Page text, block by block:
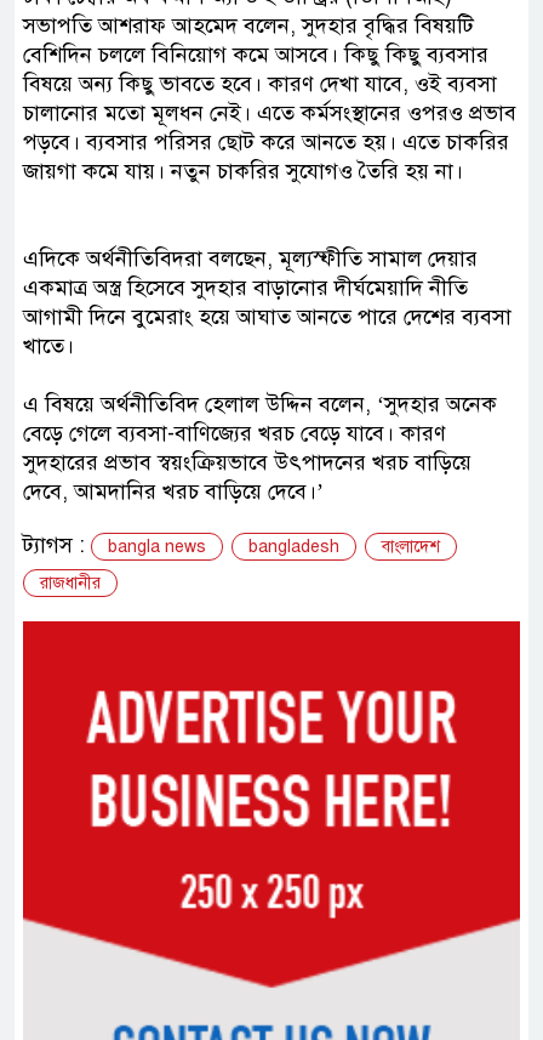
সভাপতি আশরাফ আহমেদ বলেন, সুদহার বৃদ্ধির বিষয়টি
বেশিদিন চললে বিনিয়োগ কমে আসবে। কিছু কিছু ব্যবসার
বিষয়ে অন্য কিছু ভাবতে হবে। কারণ দেখা যাবে, ওই ব্যবসা
চালানোর মতো মূলধন নেই। এতে কর্মসংস্থানের ওপরও প্রভাব
পড়বে। ব্যবসার পরিসর ছোট করে আনতে হয়। এতে চাকরির
জায়গা কমে যায়। নতুন চাকরির সুযোগও তৈরি হয় না।
এদিকে অর্থনীতিবিদরা বলছেন, মূল্যস্ফীতি সামাল দেয়ার
একমাত্র অস্ত্র হিসেবে সুদহার বাড়ানোর দীর্ঘমেয়াদি নীতি
আগামী দিনে বুমেরাং হয়ে আঘাত আনতে পারে দেশের ব্যবসা
খাতে।
এ বিষয়ে অর্থনীতিবিদ হেলাল উদ্দিন বলেন, ‘সুদহার অনেক
বেড়ে গেলে ব্যবসা-বাণিজ্যের খরচ বেড়ে যাবে। কারণ
সুদহারের প্রভাব স্বয়ংক্রিয়ভাবে উৎপাদনের খরচ বাড়িয়ে
দেবে, আমদানির খরচ বাড়িয়ে দেবে।’
ট্যাগস :
bangla news bangladesh
বাংলাদেশ
রাজধানীর